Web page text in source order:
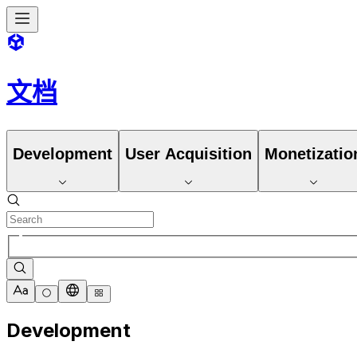
文档
Development User Acquisition
Development